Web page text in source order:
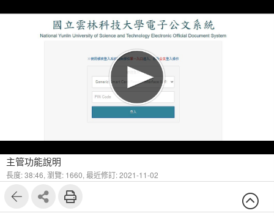
主管功能說明
長度: 38:46, 瀏覽: 1660, 最近修訂: 2021-11-02